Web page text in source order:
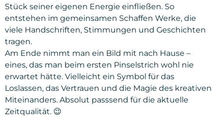
Stück seiner eigenen Energie einfließen. So
entstehen im gemeinsamen Schaffen Werke, die
viele Handschriften, Stimmungen und Geschichten
tragen.
Am Ende nimmt man ein Bild mit nach Hause –
eines, das man beim ersten Pinselstrich wohl nie
erwartet hätte. Vielleicht ein Symbol für das
Loslassen, das Vertrauen und die Magie des kreativen
Miteinanders. Absolut passsend für die aktuelle
Zeitqualität. 😉